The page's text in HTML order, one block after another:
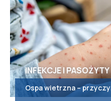
INFEKCJE I PASOŻYTY
Ospa wietrzna –